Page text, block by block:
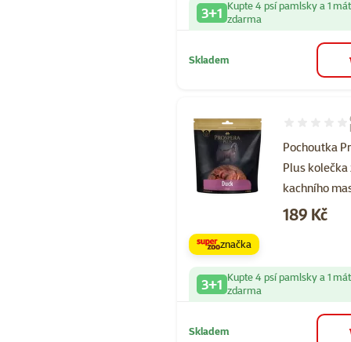
3+1 Kupte 4 psí pamlsky a 1
zdarma
Skladem
Pochoutka
Plus kolečka
kachního
Hodnocení
Cena
189 Kč
značka
3+1 Kupte 4 psí pamlsky a 1
zdarma
Skladem